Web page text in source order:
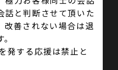
話と判断させて頂いた
改善されない場合は退
発する応援は禁止と